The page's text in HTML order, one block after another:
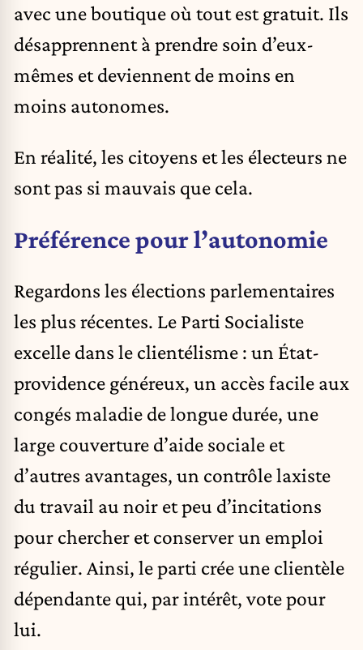
avec une boutique où tout est gratuit. Ils
désapprennent à prendre soin d’eux-
mêmes et deviennent de moins en
moins autonomes.
En réalité, les citoyens et les électeurs ne
sont pas si mauvais que cela.
Préférence pour l’autonomie
Regardons les élections parlementaires
les plus récentes. Le Parti Socialiste
excelle dans le clientélisme : un État-
providence généreux, un accès facile aux
congés maladie de longue durée, une
large couverture d’aide sociale et
d’autres avantages, un contrôle laxiste
du travail au noir et peu d’incitations
pour chercher et conserver un emploi
régulier. Ainsi, le parti crée une clientèle
dépendante qui, par intérêt, vote pour
lui.